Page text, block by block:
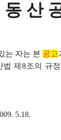
동 산
는 자는 본 공고
제8조의 규
5.18.